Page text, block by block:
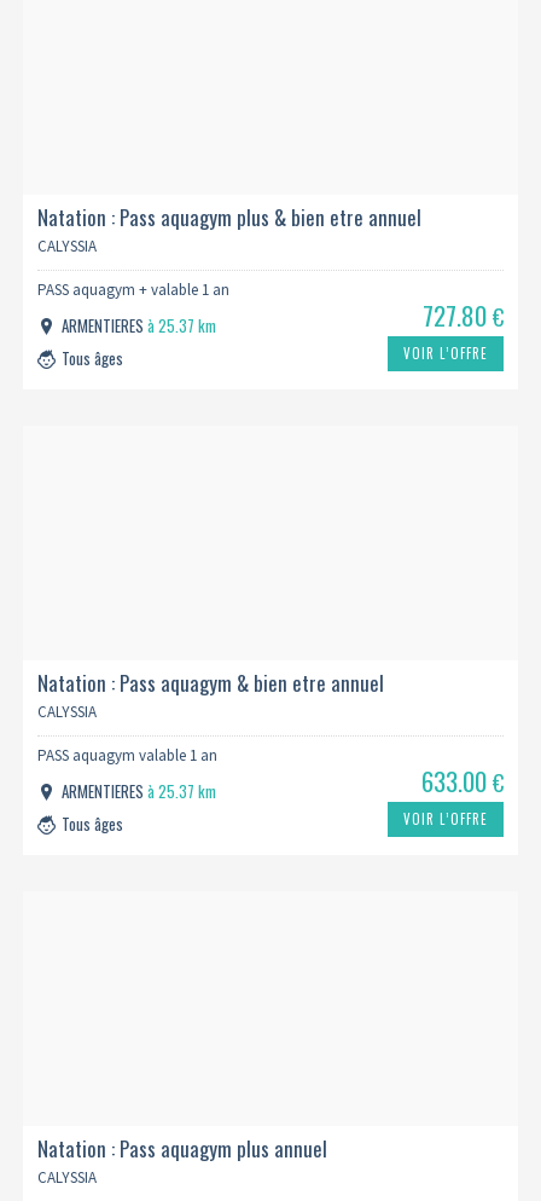
Natation : Pass aquagym plus & bien etre annuel
CALYSSIA
PASS aquagym + valable 1 an
ARMENTIERESà 25.37 km
Tous âges
727.80€
VOIR L’OFFRE
Natation : Pass aquagym & bien etre annuel
CALYSSIA
PASS aquagym valable 1 an
ARMENTIERESà 25.37 km
Tous âges
633.00€
VOIR L’OFFRE
Natation : Pass aquagym plus annuel
CALYSSIA